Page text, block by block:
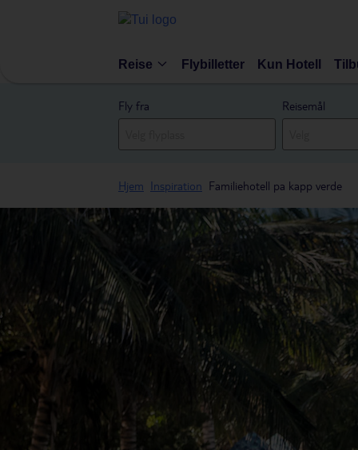
Reise Flybilletter Kun Hotell
Fly fra
Reisemål
Hjem Inspiration Familiehotell pa kapp verde